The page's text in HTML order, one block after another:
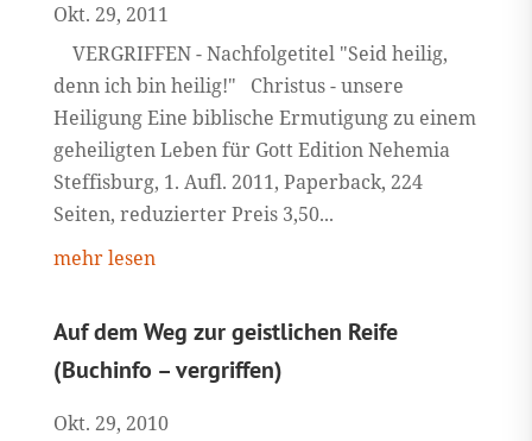
Okt. 29, 2011
VERGRIFFEN - Nachfolgetitel "Seid heilig,
denn ich bin heilig!" Christus - unsere
Heiligung Eine biblische Ermutigung zu einem
geheiligten Leben für Gott Edition Nehemia
Steffisburg, 1. Aufl. 2011, Paperback, 224
Seiten, reduzierter Preis 3,50...
mehr lesen
Auf dem Weg zur geistlichen Reife
(Buchinfo – vergriffen)
Okt. 29, 2010